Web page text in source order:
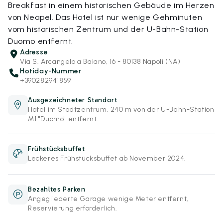
Breakfast in einem historischen Gebäude im Herzen
von Neapel. Das Hotel ist nur wenige Gehminuten
vom historischen Zentrum und der U-Bahn-Station
Duomo entfernt.
Adresse
Via S. Arcangelo a Baiano, 16 - 80138 Napoli (NA)
Hotiday-Nummer
+390282941859
Ausgezeichneter Standort
Hotel im Stadtzentrum, 240 m von der U-Bahn-Station
M1 "Duomo" entfernt.
Frühstücksbuffet
Leckeres Frühstücksbuffet ab November 2024.
Bezahltes Parken
Angegliederte Garage wenige Meter entfernt,
Reservierung erforderlich.